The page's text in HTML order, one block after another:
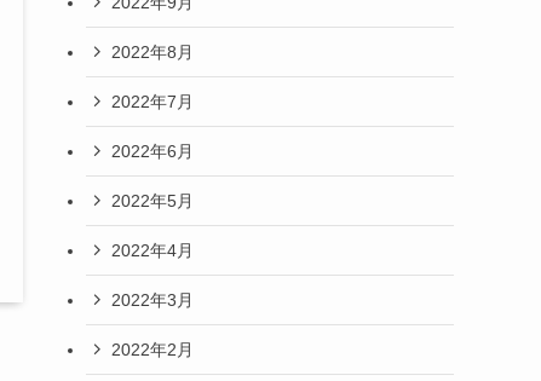
2022年8月
2022年7月
2022年6月
2022年5月
2022年4月
2022年3月
2022年2月